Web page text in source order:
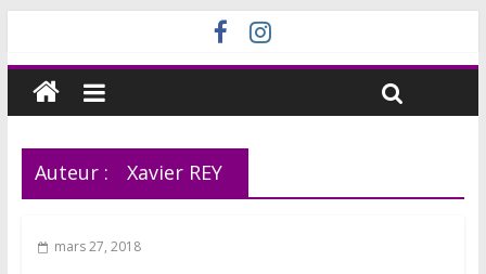
Auteur : Xavier REY
mars 27, 2018